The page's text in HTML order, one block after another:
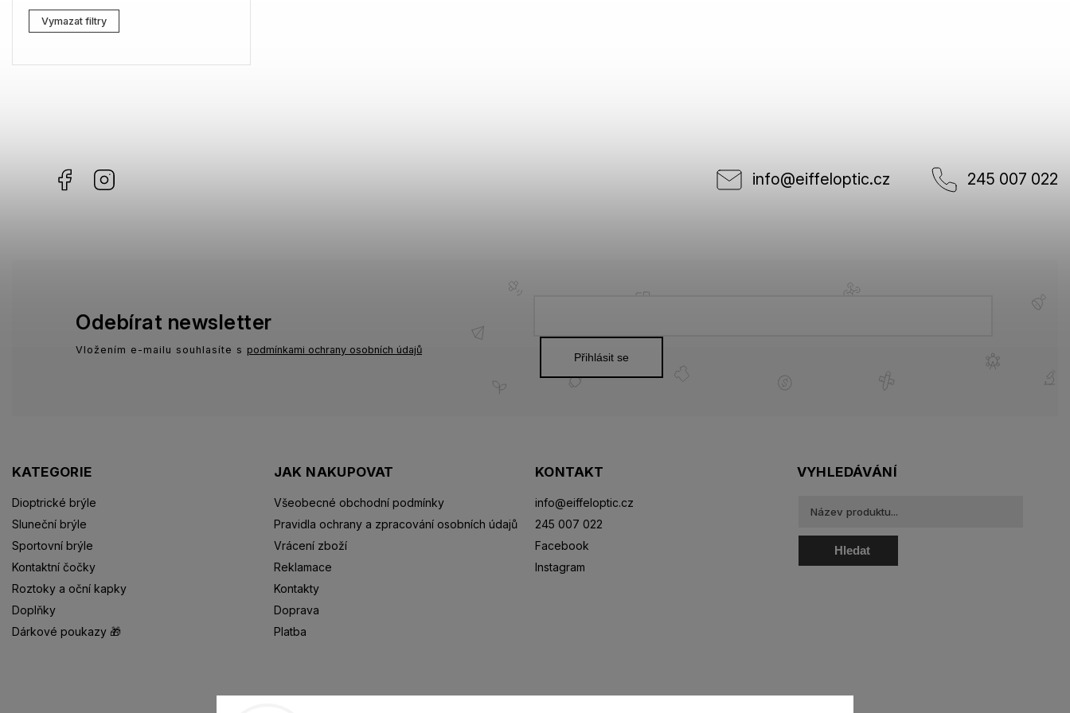
Lacoste
Marc Jacobs
Vymazat filtry
Facebook info@eiffeloptic.cz 245 007 022
KATEGORIE
Dioptrické brýle
Sluneční brýle
Sportovní brýle
Kontaktní čočky
Roztoky a oční kapky
Doplňky
Dárkové poukazy 🎁
JAK NAKUPOVAT
Všeobecné obchodní podmínky
Pravidla ochrany a zpracování osobních údajů
Vrácení zboží
Reklamace
Kontakty
Doprava
Platba
KONTAKT
info@eiffeloptic.cz
245 007 022
Facebook
Instagram
Odebírat newsletter
Vložením e-mailu souhlasíte s podmínkami ochrany osobních údajů
Přihlásit se
VYHLEDÁVÁNÍ
Hledat